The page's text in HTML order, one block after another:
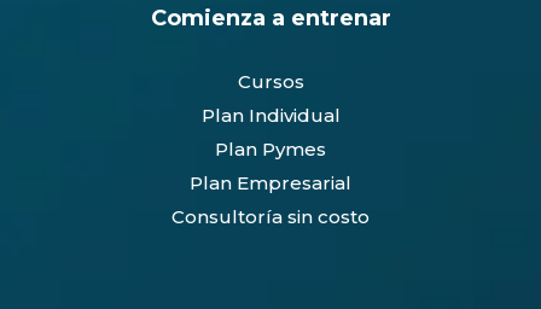
Comienza a entrenar
Cursos
Plan Individual
Plan Pymes
Plan Empresarial
Consultoría sin costo